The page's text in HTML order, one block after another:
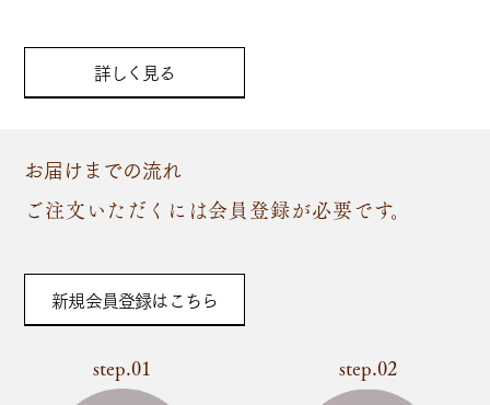
詳しく見る
お届けまでの流れ
ご注文いただくには会員登録が必要です。
新規会員登録はこちら
step.01 step.02